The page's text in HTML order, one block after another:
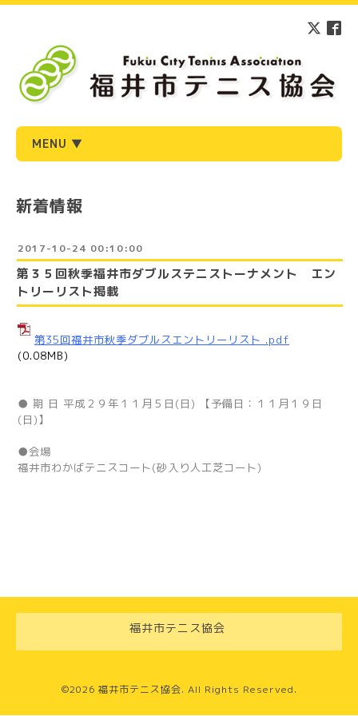
MENU ▼
新着情報
2017-10-24 00:10:00
第３５回秋季福井市ダブルステニストーナメント エン
トリーリスト掲載
第35回福井市秋季ダブルスエントリーリスト .pdf
(0.08MB)
● 期 日 平成２９年１１月５日(日) 【予備日：１１月１９日
(日)】
●会場
福井市わかばテニスコート(砂入り人工芝コート)
福井市テニス協会
©2026 福井市テニス協会. All Rights Reserved.